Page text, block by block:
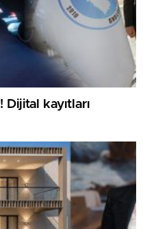
kayıtları